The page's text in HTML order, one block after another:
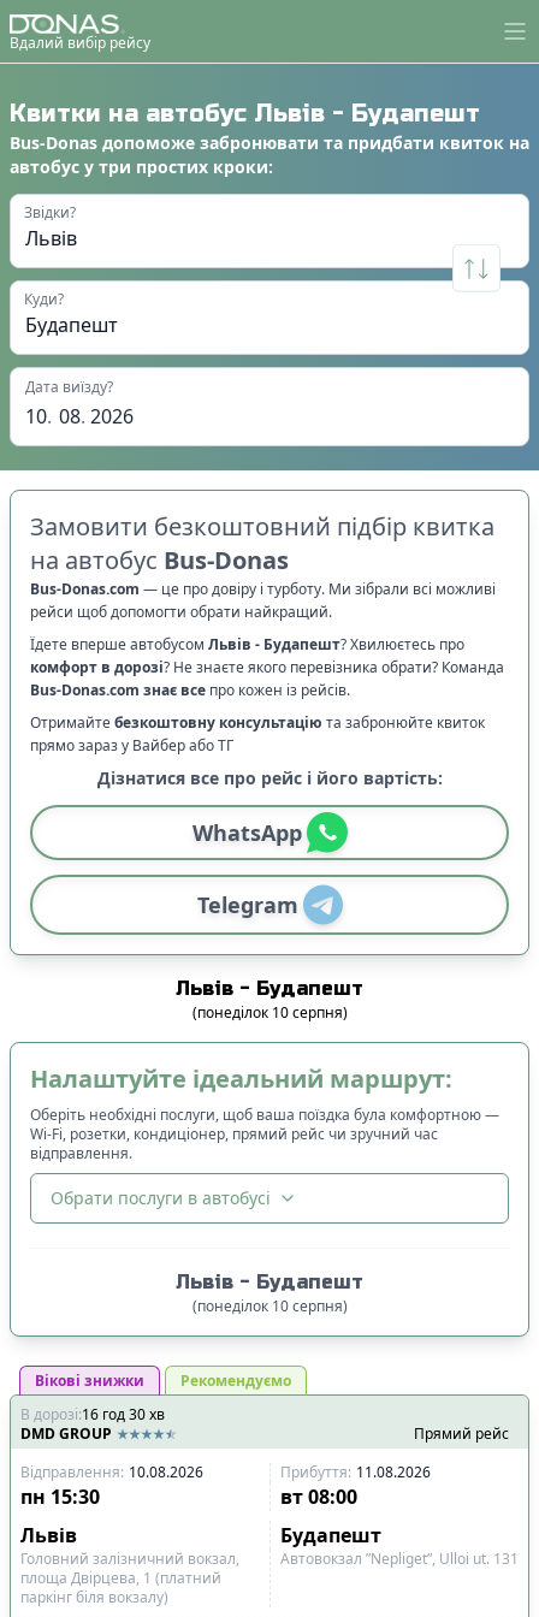
Вдалий вибір рейсу
Квитки на автобус Львів - Будапешт
Bus-Donas допоможе забронювати та придбати квиток на
автобус у три простих кроки:
Звідки?
Куди?
Дата виїзду?
10. 08. 2026
Замовити безкоштовний підбір квитка
на автобус Bus-Donas
Bus-Donas.com — це про довіру і турботу. Ми зібрали всі можливі
рейси щоб допомогти обрати найкращий.
Їдете вперше автобусом Львів - Будапешт? Хвилюєтесь про
комфорт в дорозі? Не знаєте якого перевізника обрати? Команда
Bus-Donas.com знає все про кожен із рейсів.
Отримайтебезкоштовну консультацію та забронюйте квиток
прямо зараз у Вайбер або ТГ
Дізнатися все про рейс і його вартість:
WhatsApp
Telegram
Львів - Будапешт
(понеділок 10 серпня)
Налаштуйте ідеальний маршрут:
Оберіть необхідні послуги, щоб ваша поїздка була комфортною —
Wi-Fi, розетки, кондиціонер, прямий рейс чи зручний час
відправлення.
Обрати послуги в автобусі
Спочатку дешевші
Час відправлення:
Спочатку ранні
Спочатку вечірні
Час прибуття
Спочатку вечірні
Тривалість подорожі
Львів - Будапешт
(понеділок 10 серпня)
Вікові знижки
Рекомендуємо
В дорозі:16 год30хв
DMD GROUP
Прямий рейс
Відправлення: 10.08.2026 Прибуття: 11.08.2026
пн 15:30 вт 08:00
Львів
Будапешт
Головний залізничний вокзал,
площа Двірцева, 1 (платний
паркінг біля вокзалу)
Автовокзал ”Nepliget”, Ulloi ut. 131